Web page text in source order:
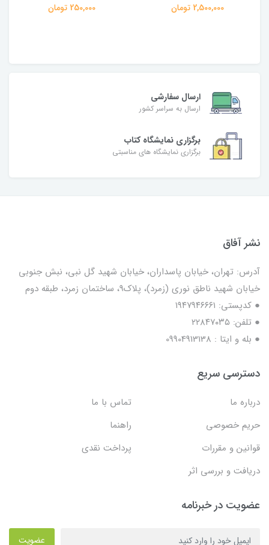
250,000 تومان
ارسال سفارشی
ارسال به سراسر کشور
برگزاری نمایشگاه کتاب
برگزاری نمایشگاه های مناسبتی
نشر آفاق
آدرس: تهران، خیابان پاسداران، خیابان شهید گل نبی، نبش جنوبی
خیابان شهید ناطق نوری (زمرد)، پلاک9، ساختمان زمرد، طبقه دوم
● کدپستی: ۱۹۴۷۹۴۶۶۶۱
● تلفن: ٢٢٨۴٧۰۳۵
● بله و ایتا : 09904913138
دسترسی سریع
درباره ما
تماس با ما
حریم خصوصی
راهنما
قوانین و مقررات
پرداخت نقدی
دریافت و بررسی اثر
عضویت در خبرنامه
عضویت